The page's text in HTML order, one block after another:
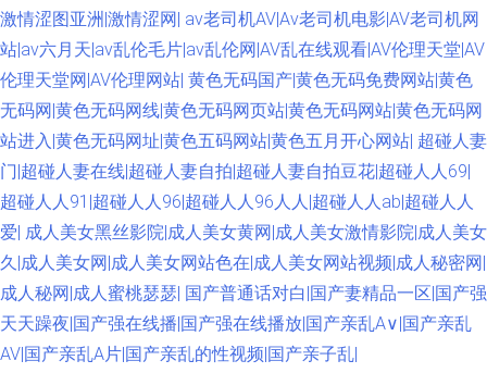
AV网 日本骚女日B 欧美色图另类 日韩色图导航 成人伊人电影 www夜夜 欧洲
操b精品 91最新 韩国91短片 欧美孕妇性爱一区 日本特黄视频 国产一线二线
91熟妇 久久g热 自慰91 WWW91传媒 岛国成人网 九九福利视频 亚洲五月天
偷拍 日韩男女 AV福利第一网站 亚洲第一导航 超碰入口 91色精品 欧美人妖
网址 亚洲瑟瑟瑟 国产欧美日韩另类 AV综合影院 萌白酱一线天白丝 另类欧美
不卡 另类亚洲专区 久久国在 91熟妇探花 午夜性交片 亚洲超碰在线 亚洲综
激情涩图亚洲|激情涩网| av老司机AV|Av老司机电影|AV老司机网
站|av六月天|av乱伦毛片|av乱伦网|AV乱在线观看|AV伦理天堂|AV
伦理天堂网|AV伦理网站| 黄色无码国产|黄色无码免费网站|黄色
无码网|黄色无码网线|黄色无码网页站|黄色无码网站|黄色无码网
站进入|黄色无码网址|黄色五码网站|黄色五月开心网站| 超碰人妻
门|超碰人妻在线|超碰人妻自拍|超碰人妻自拍豆花|超碰人人69|
超碰人人91|超碰人人96|超碰人人96人人|超碰人人ab|超碰人人
爱| 成人美女黑丝影院|成人美女黄网|成人美女激情影院|成人美女
久|成人美女网|成人美女网站色在|成人美女网站视频|成人秘密网|
成人秘网|成人蜜桃瑟瑟| 国产普通话对白|国产妻精品一区|国产强
天天躁夜|国产强在线播|国产强在线播放|国产亲乱A∨|国产亲乱
AV|国产亲乱A片|国产亲乱的性视频|国产亲子乱|